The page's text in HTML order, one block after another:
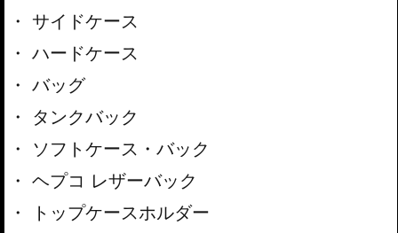
サイドケース
ハードケース
バッグ
タンクバック
ソフトケース・バック
ヘプコ レザーバック
トップケースホルダー